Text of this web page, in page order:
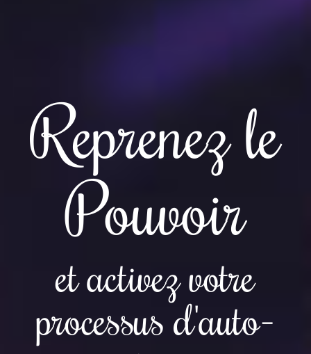
Reprenez le
Pouvoir
et activez votre
processus d'auto-